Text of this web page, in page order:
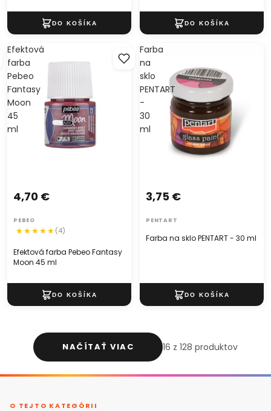
Efektová
farba
Pebeo
Fantasy
Moon
45
ml
Efektová farba Pebeo Fantasy
Moon 45 ml
4,70 €
PEBEO
(4)
Farba
na
sklo
PENTART
-
30
ml
Farba na sklo PENTART - 30 ml
3,75 €
PENTART
NAČÍTAŤ VIAC 16 z 128 produktov
O TEJTO KATEGÓRII